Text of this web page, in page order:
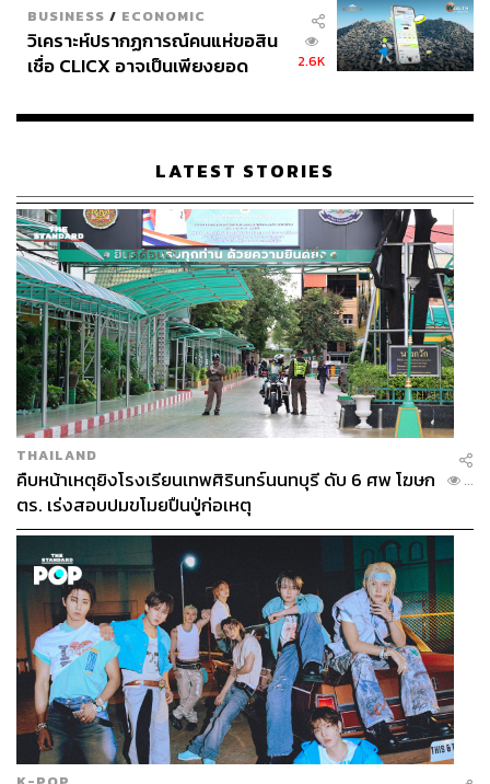
BUSINESS / ECONOMIC
วิเคราะห์ปรากฏการณ์คนแห่ขอสิน
เชื่อ CLICX อาจเป็นเพียงยอด
เรือนไทยที่ถูกซุกไว้
2.6K
LATEST STORIES
THAILAND
คืบหน้าเหตุยิงโรงเรียนเทพศิรินทร์นนทบุรี ดับ 6 ศพ โฆษก
ตร. เร่งสอบปมขโมยปืนปู่ก่อเหตุ
...